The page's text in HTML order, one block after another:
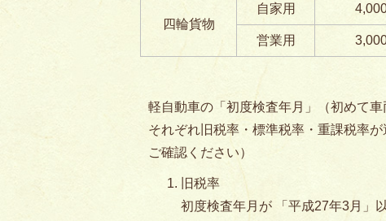
四輪貨物
自家用
営業用
軽自動車の「初度検査年月」（初めて
それぞれ旧税率・標準税率・重課税率
ご確認ください）
旧税率
初度検査年月が 「平成27年3月」